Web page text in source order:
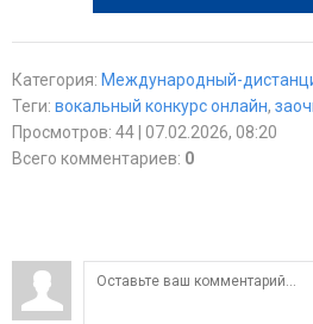
Категория: Международный-
Теги: вокальный конкурс онлайн,
Просмотров: 44 | 07.02.2026, 08:20
Всего комментариев: 0